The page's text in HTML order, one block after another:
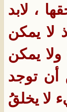
، لابد
لا يمكن
ولا يمكن
أن توجد
لا يخلقُ